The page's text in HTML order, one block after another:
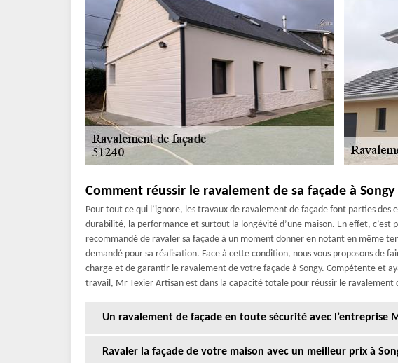
Comment réussir le ravalement de sa façade à Songy
Pour tout ce qui l’ignore, les travaux de ravalement de façade font parties des
durabilité, la performance et surtout la longévité d’une maison. En effet, c’est
recommandé de ravaler sa façade à un moment donner en notant en même
demandé pour sa réalisation. Face à cette condition, nous vous proposons de
charge et de garantir le ravalement de votre façade à Songy. Compétente et
travail, Mr Texier Artisan est dans la capacité totale pour réussir le ravalement
Un ravalement de façade en toute sécurité avec l’entreprise
Ravaler la façade de votre maison avec un meilleur prix à